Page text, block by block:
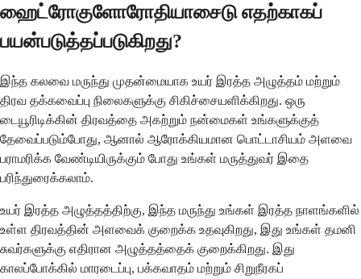
ஹைட்ரோகுளோரோதியாசைடு எதற்காகப்
பயன்படுத்தப்படுகிறது?
இந்த கலவை மருந்து முதன்மையாக உயர் இரத்த அழுத்தம் மற்றும்
திரவ தக்கவைப்பு நிலைகளுக்கு சிகிச்சையளிக்கிறது. ஒரு
டையூரிடிக்கின் திரவத்தை அகற்றும் நன்மைகள் உங்களுக்குத்
தேவைப்படும்போது, ​​ஆனால் ஆரோக்கியமான பொட்டாசியம் அளவை
பராமரிக்க வேண்டியிருக்கும் போது உங்கள் மருத்துவர் இதை
பரிந்துரைக்கலாம்.
உயர் இரத்த அழுத்தத்திற்கு, இந்த மருந்து உங்கள் இரத்த நாளங்களில்
உள்ள திரவத்தின் அளவைக் குறைக்க உதவுகிறது, இது உங்கள் தமனி
சுவர்களுக்கு எதிரான அழுத்தத்தைக் குறைக்கிறது. இது
காலப்போக்கில் மாரடைப்பு, பக்கவாதம் மற்றும் சிறுநீரகப்